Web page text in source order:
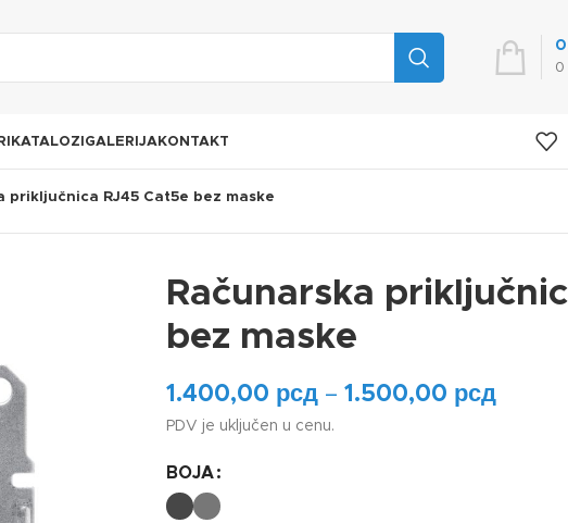
0
KATALOZI GALERIJA KONTAKT
priključnica RJ45 Cat5e bez maske
Računarska
bez maske
1.400,00 рсд – 1.500,00 рсд
PDV je uključen u cenu.
BOJA